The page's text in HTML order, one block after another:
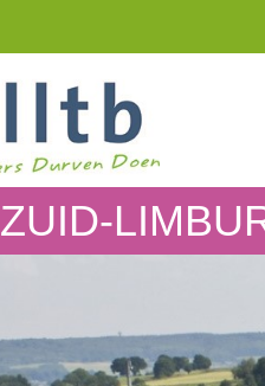
ZUID-